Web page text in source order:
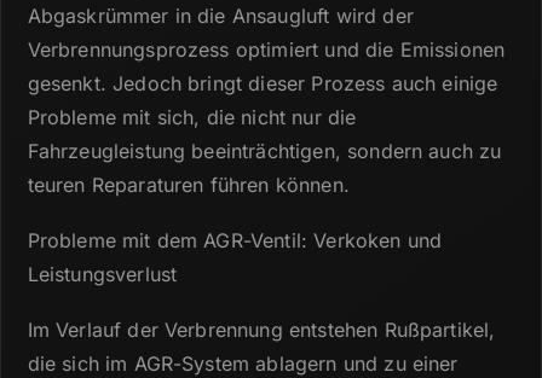
Abgaskrümmer in die Ansaugluft wird der
Verbrennungsprozess optimiert und die Emissionen
gesenkt. Jedoch bringt dieser Prozess auch einige
Probleme mit sich, die nicht nur die
Fahrzeugleistung beeinträchtigen, sondern auch zu
teuren Reparaturen führen können.
Probleme mit dem AGR-Ventil: Verkoken und
Leistungsverlust
Im Verlauf der Verbrennung entstehen Rußpartikel,
die sich im AGR-System ablagern und zu einer